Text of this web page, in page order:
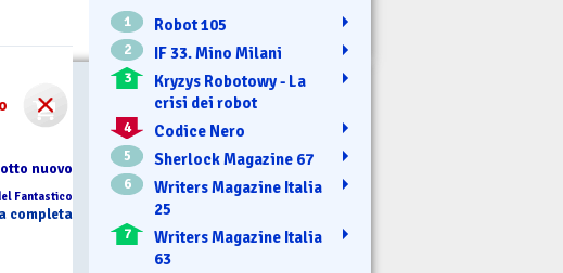
nuovo
Fantastico
completa
1 Robot 105
2 IF 33. Mino Milani
3
Kryzys Robotowy - La
crisi dei robot
4 Codice Nero
5 Sherlock Magazine 67
6
Writers Magazine Italia
25
7
Writers Magazine Italia
63